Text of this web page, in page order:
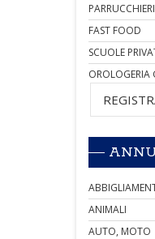
PARRUCCHIERI
FAST FOOD
SCUOLE
OROLOGERIA
ANIMALI
AUTO, MOTO